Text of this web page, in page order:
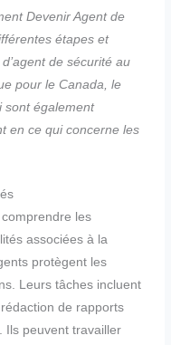
Devenir Agent de
étapes et
de sécurité au
pour le Canada, le
sont également
en ce qui concerne les
les
associées à la
protègent les
Leurs tâches incluent
de rapports
Ils peuvent travailler